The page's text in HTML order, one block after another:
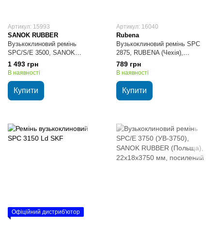
Артикул: 15993
SANOK RUBBER
Вузькоклиновий ремінь
SPC/S/E 3500, SANOK
RUBBER (Польща),
22х18х3500 мм, стандартний
1 493 грн
В наявності
Купити
Артикул: 16040
Rubena
Вузькоклиновий ремінь SPC
2875, RUBENA (Чехія),
22х18х2875 мм, стандартний
789 грн
В наявності
Купити
Офіційний дистриб'ютор